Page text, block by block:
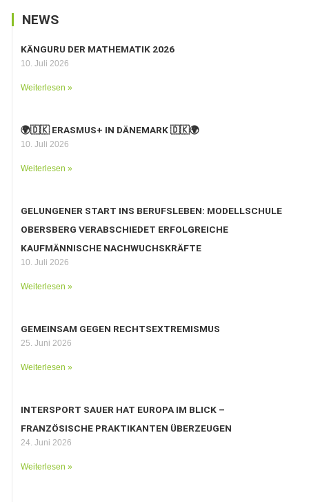
NEWS
KÄNGURU DER MATHEMATIK 2026
10. Juli 2026
Weiterlesen »
🌍🇩🇰 ERASMUS+ IN DÄNEMARK 🇩🇰🌍
10. Juli 2026
Weiterlesen »
GELUNGENER START INS BERUFSLEBEN: MODELLSCHULE
OBERSBERG VERABSCHIEDET ERFOLGREICHE
KAUFMÄNNISCHE NACHWUCHSKRÄFTE
10. Juli 2026
Weiterlesen »
GEMEINSAM GEGEN RECHTSEXTREMISMUS
25. Juni 2026
Weiterlesen »
INTERSPORT SAUER HAT EUROPA IM BLICK –
FRANZÖSISCHE PRAKTIKANTEN ÜBERZEUGEN
24. Juni 2026
Weiterlesen »